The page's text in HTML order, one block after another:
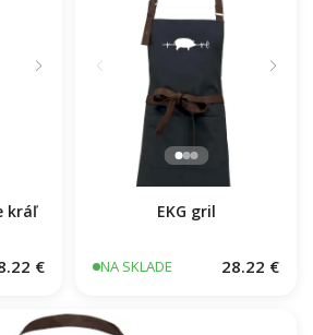
kráľ
€
EKG gril
NA SKLADE 28.22 €